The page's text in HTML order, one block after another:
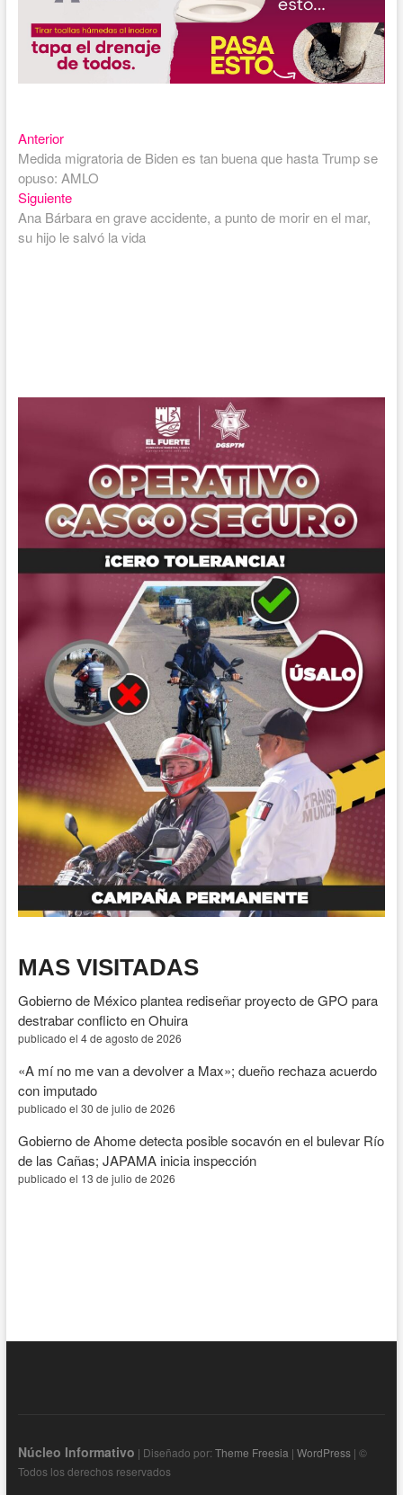
Navegación
de
entradas
AnteriorEntrada
anterior:
Medida migratoria de Biden es tan buena que hasta Trump se
opuso: AMLO
SiguienteEntrada
siguiente:
Ana Bárbara en grave accidente, a punto de morir en el mar,
su hijo le salvó la vida
MAS VISITADAS
Gobierno de México plantea rediseñar proyecto de GPO para
destrabar conflicto en Ohuira
publicado el 4 de agosto de 2026
«A mí no me van a devolver a Max»; dueño rechaza acuerdo
con imputado
publicado el 30 de julio de 2026
Gobierno de Ahome detecta posible socavón en el bulevar Río
de las Cañas; JAPAMA inicia inspección
publicado el 13 de julio de 2026
Núcleo Informativo | Diseñado por: Theme Freesia | WordPress| ©
Todos los derechos reservados